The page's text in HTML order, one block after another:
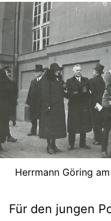
Herrmann Göring
Für den jungen